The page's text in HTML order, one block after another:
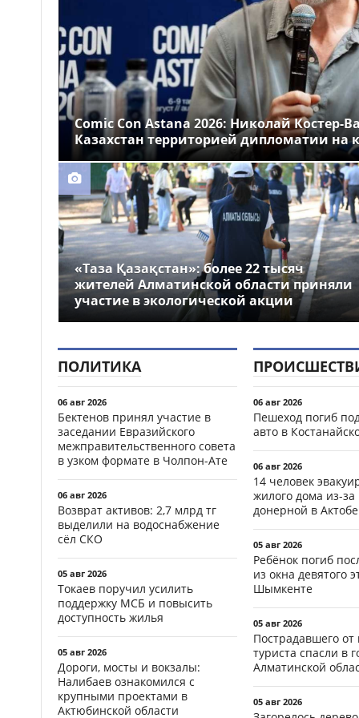
14:00
Более 1 млн тг: кому в
Казахстане предлагали
самые высокие зарплаты
12:55
Стало известно, на
какие специальности
выделили больше всего
грантов в Казахстане
Comic Con Astana 2026: Николай Костер-
Казахстан территорией дипломатии на
«Таза Қазақстан»: более 22 тысяч
жителей Алматинской области приняли
участие в экологической акции
ПОЛИТИКА
06 авг 2026
Бектенов принял участие в
заседании Евразийского
межправительственного совета
в узком формате в Чолпон-Ате
06 авг 2026
Возврат активов: 2,7 млрд тг
выделили на водоснабжение
сёл СКО
05 авг 2026
Токаев поручил усилить
поддержку МСБ и повысить
доступность жилья
05 авг 2026
Дороги, мосты и вокзалы:
Налибаев ознакомился с
крупными проектами в
Актюбинской области
06 авг 2026
Пешеход погиб
авто в
06 авг 2026
14 человек
жилого дома из-
донерной в Актобе
05 авг 2026
Ребёнок погиб
из окна девятого
Шымкенте
05 авг 2026
Пострадавшего от
туриста спасли в
Алматинской
05 авг 2026